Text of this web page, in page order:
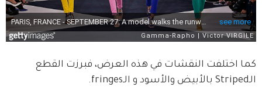
كما اختلفت النقشات في هذه العرض، فبرزت القطع
الـStriped بالأبيض والأسود و الـfringes.